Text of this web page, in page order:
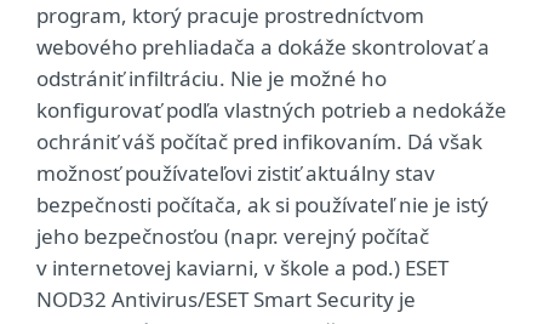
program, ktorý pracuje prostredníctvom
webového prehliadača a dokáže skontrolovať a
odstrániť infiltráciu. Nie je možné ho
konfigurovať podľa vlastných potrieb a nedokáže
ochrániť váš počítač pred infikovaním. Dá však
možnosť používateľovi zistiť aktuálny stav
bezpečnosti počítača, ak si používateľ nie je istý
jeho bezpečnosťou (napr. verejný počítač
v internetovej kaviarni, v škole a pod.) ESET
NOD32 Antivirus/ESET Smart Security je